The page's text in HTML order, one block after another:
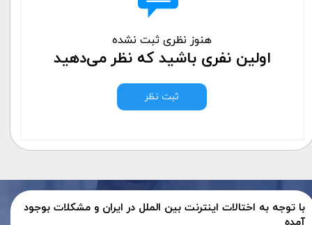
هنوز نظری ثبت نشده
اولین نفری باشید که نظر می‌دهید
ثبت نظر
با توجه به اختالات اینترنت بین الملل در ایران و مشکلات بوجود